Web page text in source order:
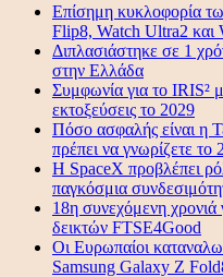
Επίσημη κυκλοφορία
Flip8, Watch Ultra2 και
Διπλασιάστηκε σε 1
στην Ελλάδα
Συμφωνία για το IRIS²
εκτοξεύσεις το 2029
Πόσο ασφαλής είναι η
πρέπει να γνωρίζετε το
Η SpaceX προβλέπει
παγκόσμια
18η συνεχόμενη
δεικτών FTSE4Good
Οι Ευρωπαίοι
Samsung Galaxy Z